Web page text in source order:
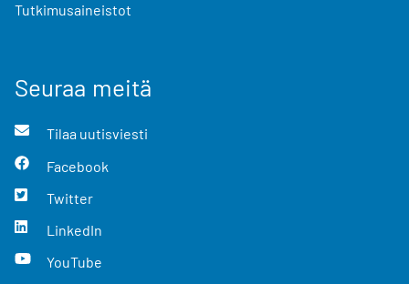
Tutkimusaineistot
Seuraa meitä
Tilaa uutisviesti
Facebook
Twitter
LinkedIn
YouTube